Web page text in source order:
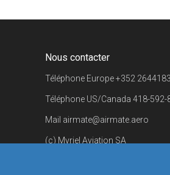
©
Nous contacter
Téléphone Europe+352
Téléphone US/Canada 418-592-
Mail airmate@airmate.aero
(c) Myriel Aviation SA